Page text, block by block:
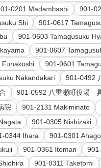
0201 Madambashi
901-
Shi
901-0617
901-0603 Tamagusuku
901-0607
Funakoshi
901-0601
Nakandakari
901-0492
901-0592 八重瀬町役場
院 901-2131 Makiminato
901-0305 Nishizaki
0344 Ihara 901-0301
901-0361 Itoman
901-0311 Taketomi